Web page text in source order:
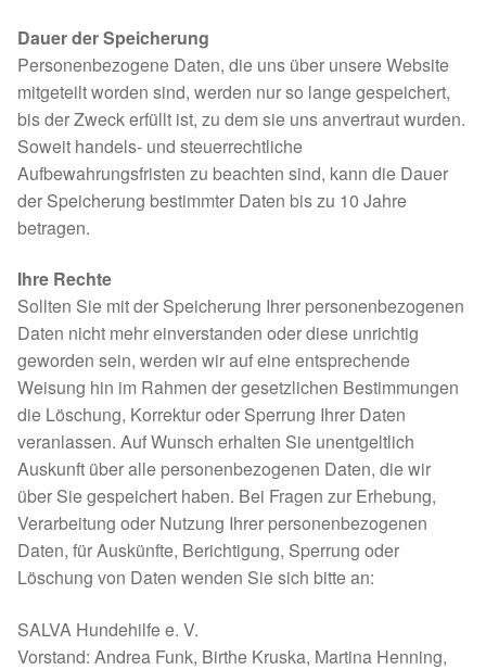
Dauer der Speicherung
Personenbezogene Daten, die uns über unsere Website
mitgeteilt worden sind, werden nur so lange gespeichert,
bis der Zweck erfüllt ist, zu dem sie uns anvertraut wurden.
Soweit handels- und steuerrechtliche
Aufbewahrungsfristen zu beachten sind, kann die Dauer
der Speicherung bestimmter Daten bis zu 10 Jahre
betragen.
Ihre Rechte
Sollten Sie mit der Speicherung Ihrer personenbezogenen
Daten nicht mehr einverstanden oder diese unrichtig
geworden sein, werden wir auf eine entsprechende
Weisung hin im Rahmen der gesetzlichen Bestimmungen
die Löschung, Korrektur oder Sperrung Ihrer Daten
veranlassen. Auf Wunsch erhalten Sie unentgeltlich
Auskunft über alle personenbezogenen Daten, die wir
über Sie gespeichert haben. Bei Fragen zur Erhebung,
Verarbeitung oder Nutzung Ihrer personenbezogenen
Daten, für Auskünfte, Berichtigung, Sperrung oder
Löschung von Daten wenden Sie sich bitte an:
SALVA Hundehilfe e. V.
Vorstand: Andrea Funk, Birthe Kruska, Martina Henning,